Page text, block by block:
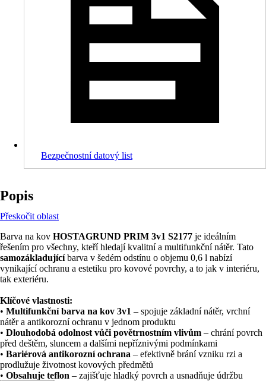
Bezpečnostní datový list
Popis
Přeskočit oblast
Barva na kov HOSTAGRUND PRIM 3v1 S2177 je ideálním
řešením pro všechny, kteří hledají kvalitní a multifunkční nátěr. Tato
samozákladujícíbarva v šedém odstínu o objemu 0,6 l nabízí
vynikající ochranu a estetiku pro kovové povrchy, a to jak v interiéru,
tak exteriéru.
Klíčové vlastnosti:
• Multifunkční barva na kov 3v1 – spojuje základní nátěr, vrchní
nátěr a antikorozní ochranu v jednom produktu
• Dlouhodobá odolnost vůči povětrnostním vlivům – chrání povrch
před deštěm, sluncem a dalšími nepříznivými podmínkami
• Bariérová antikorozní ochrana – efektivně brání vzniku rzi a
prodlužuje životnost kovových předmětů
• Obsahuje teflon – zajišťuje hladký povrch a usnadňuje údržbu